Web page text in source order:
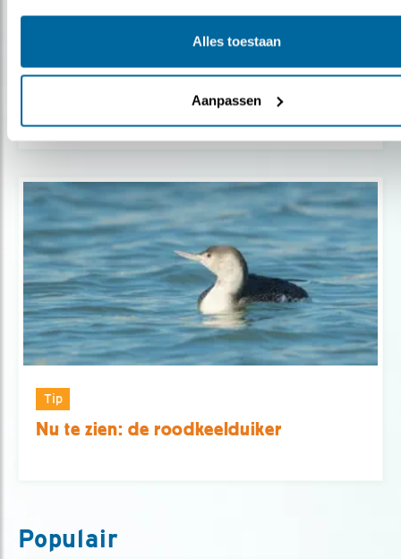
Alles toestaan
Aanpassen
Tip
Nu te zien: de toendrarietgans
Tip
Nu te zien: de roodkeelduiker
Populair